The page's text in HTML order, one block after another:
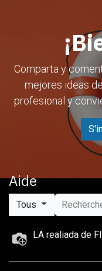
Comparta y
mejores ideas
profesional y
Aide
Tous
LA realiada de